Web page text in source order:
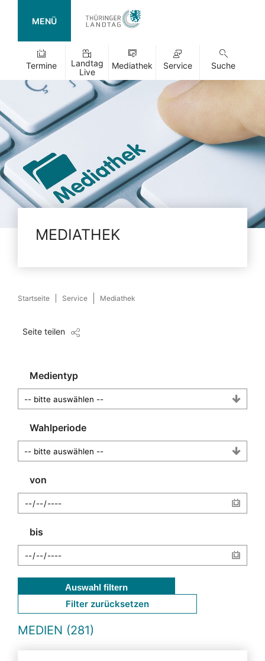
MENÜ
Termine
Landtag
Live
Mediathek Service Suche
MEDIATHEK
Startseite Service Mediathek
Seite teilen
Medientyp
Wahlperiode
von
bis
Auswahl filtern
Filter zurücksetzen
MEDIEN (281)